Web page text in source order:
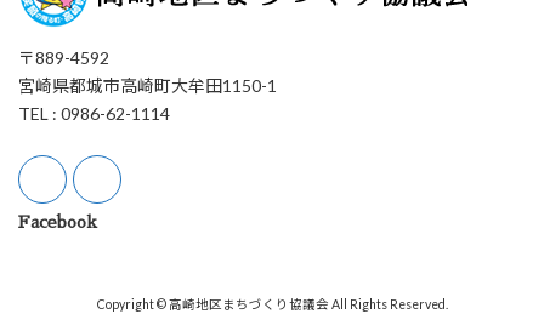
〒889-4592
宮崎県都城市高崎町大牟田1150-1
TEL : 0986-62-1114
Facebook
Copyright © 高崎地区まちづくり協議会 All Rights Reserved.